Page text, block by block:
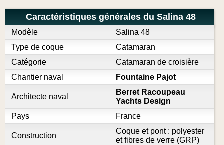
Caractéristiques générales du Salina 48
Modèle
Salina 48
Type de coque
Catamaran
Catégorie
Catamaran de croisière
Chantier naval
Fountaine Pajot
Architecte naval
Berret Racoupeau
Yachts Design
Pays
France
Construction
Coque et pont : polyester
et fibres de verre (GRP)